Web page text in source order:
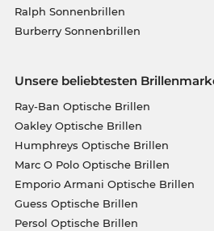
Ralph Sonnenbrillen
Burberry Sonnenbrillen
Unsere beliebtesten
Ray-Ban Optische Brillen
Oakley Optische Brillen
Humphreys Optische Brillen
Marc O Polo Optische Brillen
Emporio Armani Optische Brillen
Guess Optische Brillen
Persol Optische Brillen